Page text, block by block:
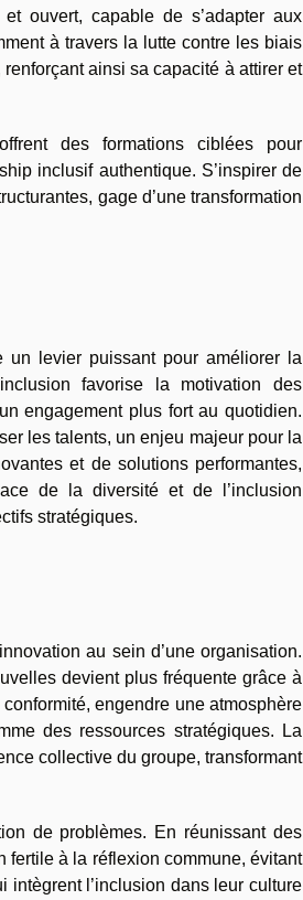
ouvert, capable de s’adapter aux
à travers la lutte contre les biais
ainsi sa capacité à attirer et
des formations ciblées pour
inclusif authentique. S’inspirer de
gage d’une transformation
un levier puissant pour améliorer la
favorise la motivation des
engagement plus fort au quotidien.
les talents, un enjeu majeur pour la
et de solutions performantes,
de la diversité et de l’inclusion
stratégiques.
au sein d’une organisation.
devient plus fréquente grâce à
engendre une atmosphère
des ressources stratégiques. La
collective du groupe, transformant
de problèmes. En réunissant des
fertile à la réflexion commune, évitant
intègrent l’inclusion dans leur culture